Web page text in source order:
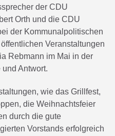
der CDU
Orth und die CDU
der Kommunalpolitischen
Veranstaltungen
Rebmann im Mai in der
Antwort.
wie das Grillfest,
die Weihnachtsfeier
durch die gute
Vorstands erfolgreich